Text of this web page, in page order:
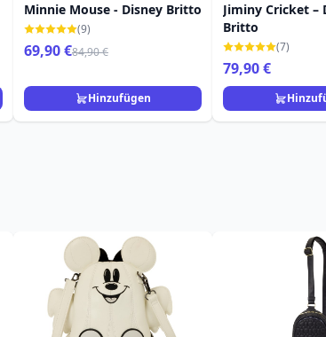
Minnie Mouse - Disney Britto
(9)
69,90 €84,90 €
Hinzufügen
Jiminy Cricket –
Britto
(7)
79,90 €